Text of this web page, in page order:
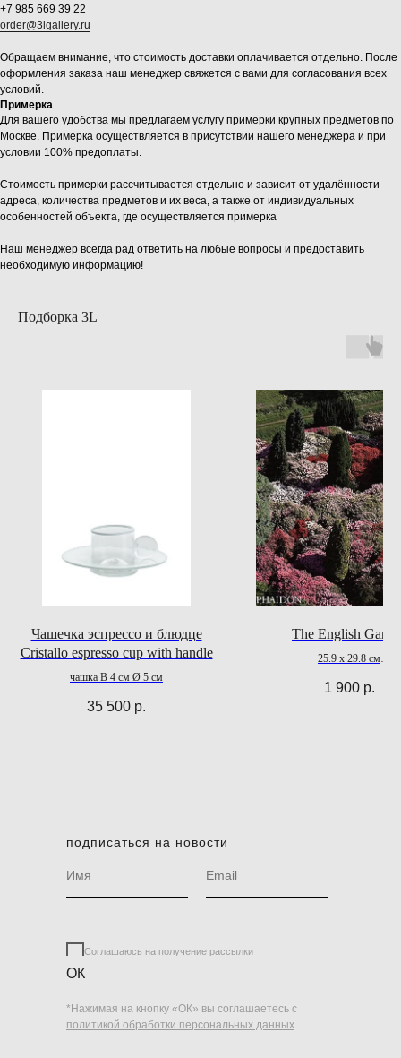
+7 985 669 39 22
order@3lgallery.ru
Обращаем внимание, что стоимость доставки оплачивается отдельно. После
оформления заказа наш менеджер свяжется с вами для согласования всех
условий.
Примерка
Для вашего удобства мы предлагаем услугу примерки крупных предметов по
Москве. Примерка осуществляется в присутствии нашего менеджера и при
условии 100% предоплаты.
Стоимость примерки рассчитывается отдельно и зависит от удалённости
адреса, количества предметов и их веса, а также от индивидуальных
особенностей объекта, где осуществляется примерка
Наш менеджер всегда рад ответить на любые вопросы и предоставить
необходимую информацию!
Подборка 3L
Чашечка эспрессо и блюдце
Cristallo espresso cup with handle
чашка В 4 см Ø 5 см
35 500 р.
The English
25.9 x 29.8 cм
1 900 р.
подписаться на новости
Соглашаюсь на получение рассылки
ОК
*Нажимая на кнопку «ОК» вы соглашаетесь с
политикой обработки персональных данных